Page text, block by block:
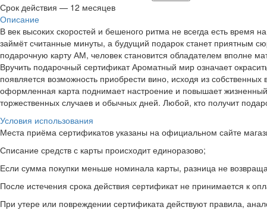
Срок действия — 12 месяцев
Описание
В век высоких скоростей и бешеного ритма не всегда есть
займёт считанные минуты, а будущий подарок станет приятным
подарочную карту АМ, человек становится обладателем вполне
Вручить подарочный сертификат Ароматный мир означает
появляется возможность приобрести вино, исходя из
оформленная карта поднимает настроение и повышает
торжественных случаев и обычных дней. Любой, кто получит
Условия использования
Места приёма сертификатов указаны на официальном сайте
Списание средств с карты происходит единоразово;
Если сумма покупки меньше номинала карты, разница не
После истечения срока действия сертификат не принимается к
При утере или повреждении сертификата действуют правила,